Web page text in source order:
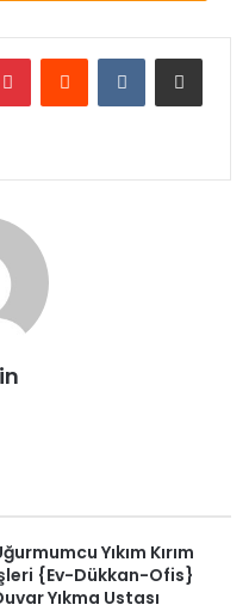
yıllardır süren
ve kırım işini başarıyla
işleri hassas bir
güvenliği ön planda
standartlarına uygun
teknolojiye sahip
bir ekibiz. Bu
gibi tamamlamak
Sunuyoruz ?
PinterestReddit VKontakteE-Posta ile paylaş
Yıkım Kırım
{Ev-Dükkan-Ofis}
Yıkma Ustası